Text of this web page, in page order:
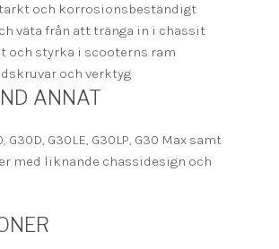
och korrosionsbeständigt
väta från att tränga in i chassit
och styrka i scooterns ram
och verktyg
ANNAT
G30LE, G30LP, G30 Max samt
med liknande chassidesign och